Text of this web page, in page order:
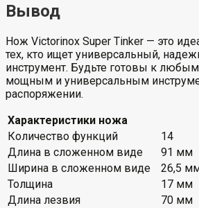
Вывод
Нож Victorinox Super Tinker — это
тех, кто ищет универсальный,
инструмент. Будьте готовы к
мощным и универсальным
распоряжении.
Характеристики ножа
Количество функций
14
Длина в сложенном виде
91 мм
Ширина в сложенном виде
26,5
Толщина
17 мм
Длина лезвия
70 мм